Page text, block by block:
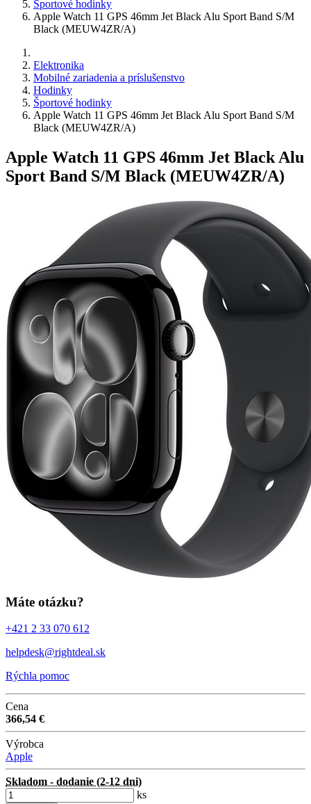
Športové hodinky
Apple Watch 11 GPS 46mm Jet Black Alu Sport Band S/M
Black (MEUW4ZR/A)
Elektronika
Mobilné zariadenia a príslušenstvo
Hodinky
Športové hodinky
Apple Watch 11 GPS 46mm Jet Black Alu Sport Band S/M
Black (MEUW4ZR/A)
Apple Watch 11 GPS 46mm Jet Black Alu
Sport Band S/M Black (MEUW4ZR/A)
Máte otázku?
+421 2 33 070 612
helpdesk@rightdeal.sk
Rýchla pomoc
Cena
366,54 €
Výrobca
Apple
Skladom - dodanie (2-12 dni)
ks